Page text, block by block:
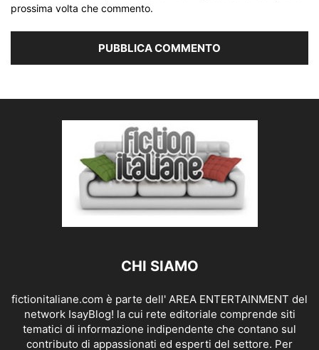
prossima volta che commento.
CHI SIAMO
fictionitaliane.com è parte dell' AREA ENTERTAINMENT del
network IsayBlog! la cui rete editoriale comprende siti
tematici di informazione indipendente che contano sul
contributo di appassionati ed esperti del settore. Per